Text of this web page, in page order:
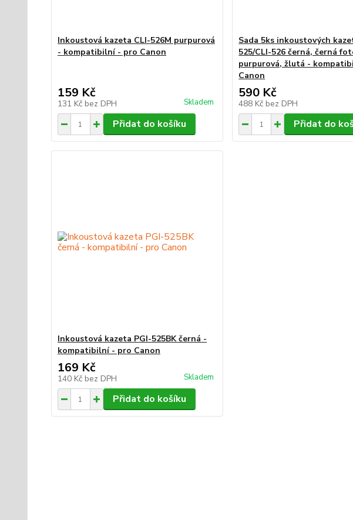
Inkoustová kazeta CLI-526M purpurová
- kompatibilní - pro Canon
159 Kč
131 Kč bez DPH Skladem
Přidat do košíku
Sada 5ks inkoustových
525/CLI-526 černá, černá
purpurová, žlutá -
Canon
590 Kč
488 Kč bez DPH
Přidat do
Inkoustová kazeta PGI-525BK černá -
kompatibilní - pro Canon
169 Kč
140 Kč bez DPH Skladem
Přidat do košíku